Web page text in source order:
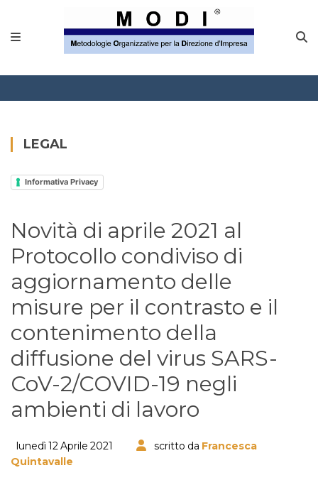
Questionario
Blog e info
FAQ
Novità di aprile 2021 al
Protocollo condiviso di
aggiornamento delle
misure per il contrasto e il
contenimento della
diffusione del virus SARS-
CoV-2/COVID-19 negli
ambienti di lavoro
lunedì 12 Aprile 2021 scritto da Francesca
Quintavalle
LEGAL
Informativa Privacy